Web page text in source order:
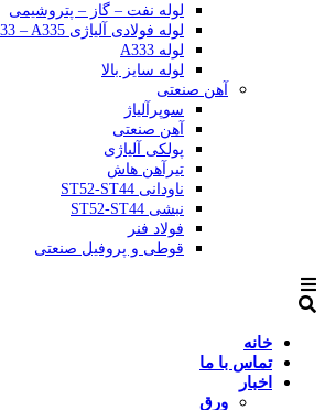
لوله نفت – گاز – پتروشیمی
لوله فولادی آلیاژی A333 – A335
لوله A333
لوله سایز بالا
آهن صنعتی
سوپرآلیاژ
آهن صنعتی
پولکی آلیاژی
تیرآهن هاش
ناودانی ST52-ST44
نبشی ST52-ST44
فولاد فنر
قوطی و پروفیل صنعتی
خانه
تماس با ما
اخبار
ورق